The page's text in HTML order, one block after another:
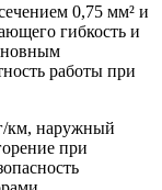
0,75 мм² и
гибкость и
работы при
км, наружный
при